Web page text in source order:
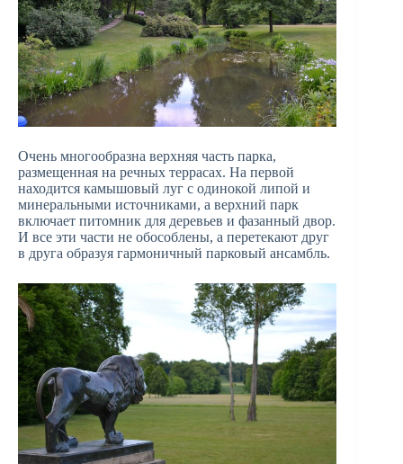
Очень многообразна верхняя часть парка,
размещенная на речных террасах. На первой
находится камышовый луг с одинокой липой и
минеральными источниками, а верхний парк
включает питомник для деревьев и фазанный двор.
И все эти части не обособлены, а перетекают друг
в друга образуя гармоничный парковый ансамбль.